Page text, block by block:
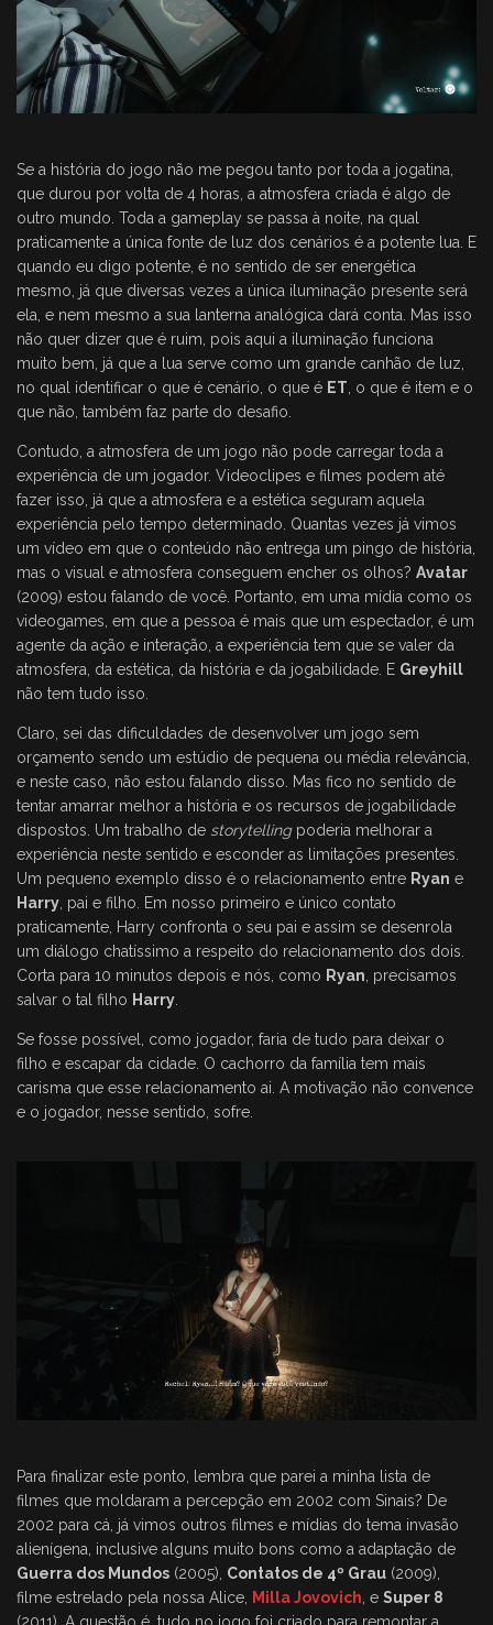
Se a história do jogo não me pegou tanto por toda a jogatina,
que durou por volta de 4 horas, a atmosfera criada é algo de
outro mundo. Toda a gameplay se passa à noite, na qual
praticamente a única fonte de luz dos cenários é a potente lua. E
quando eu digo potente, é no sentido de ser energética
mesmo, já que diversas vezes a única iluminação presente será
ela, e nem mesmo a sua lanterna analógica dará conta. Mas isso
não quer dizer que é ruim, pois aqui a iluminação funciona
muito bem, já que a lua serve como um grande canhão de luz,
no qual identificar o que é cenário, o que é ET , o que é item e o
que não, também faz parte do desafio.
Contudo, a atmosfera de um jogo não pode carregar toda a
experiência de um jogador. Videoclipes e filmes podem até
fazer isso, já que a atmosfera e a estética seguram aquela
experiência pelo tempo determinado. Quantas vezes já vimos
um vídeo em que o conteúdo não entrega um pingo de história,
mas o visual e atmosfera conseguem encher os olhos? Avatar
(2009) estou falando de você. Portanto, em uma mídia como os
videogames, em que a pessoa é mais que um espectador, é um
agente da ação e interação, a experiência tem que se valer da
atmosfera, da estética, da história e da jogabilidade. E Greyhill
não tem tudo isso.
Claro, sei das dificuldades de desenvolver um jogo sem
orçamento sendo um estúdio de pequena ou média relevância,
e neste caso, não estou falando disso. Mas fico no sentido de
tentar amarrar melhor a história e os recursos de jogabilidade
dispostos. Um trabalho de storytellingpoderia melhorar a
experiência neste sentido e esconder as limitações presentes.
Um pequeno exemplo disso é o relacionamento entre Ryan e
Harry , pai e filho. Em nosso primeiro e único contato
praticamente, Harry confronta o seu pai e assim se desenrola
um diálogo chatíssimo a respeito do relacionamento dos dois.
Corta para 10 minutos depois e nós, como Ryan , precisamos
salvar o tal filho Harry
Se fosse possível, como jogador, faria de tudo para deixar o
filho e escapar da cidade. O cachorro da família tem mais
carisma que esse relacionamento ai. A motivação não convence
e o jogador, nesse sentido, sofre.
Para finalizar este ponto, lembra que parei a minha lista de
filmes que moldaram a percepção em 2002 com Sinais? De
2002 para cá, já vimos outros filmes e mídias do tema invasão
alienígena, inclusive alguns muito bons como a adaptação de
Guerra dos Mundos (2005), Contatos de 4º Grau (2009),
filme estrelado pela nossa Alice,
Milla Jovovich , e Super 8